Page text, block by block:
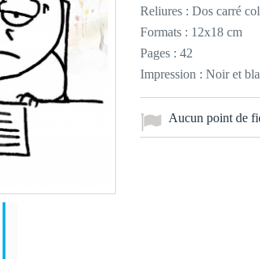
Reliures : Dos carré
Formats : 12x18 cm
Pages : 42
Impression : Noir et
Aucun point de